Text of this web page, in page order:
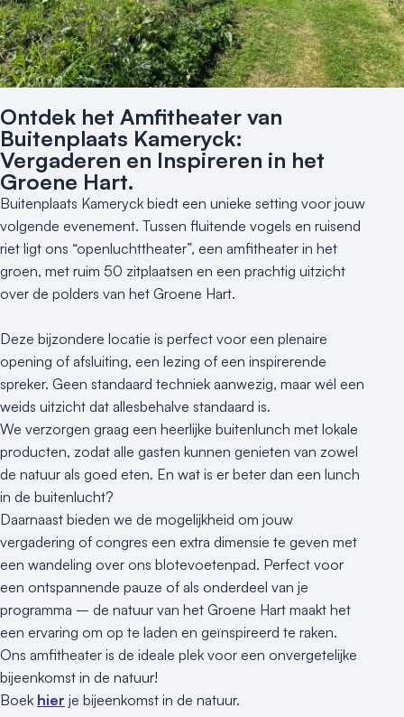
Nieuws
Reviews (5⭐️)
Ontdek het Amfitheater van
Buitenplaats Kameryck:
Vergaderen en Inspireren in het
Groene Hart.
Buitenplaats Kameryck biedt een unieke setting voor jouw
volgende evenement. Tussen fluitende vogels en ruisend
riet ligt ons “openluchttheater”, een amfitheater in het
groen, met ruim 50 zitplaatsen en een prachtig uitzicht
over de polders van het Groene Hart.
Deze bijzondere locatie is perfect voor een plenaire
opening of afsluiting, een lezing of een inspirerende
spreker. Geen standaard techniek aanwezig, maar wél een
weids uitzicht dat allesbehalve standaard is.
We verzorgen graag een heerlijke buitenlunch met lokale
producten, zodat alle gasten kunnen genieten van zowel
de natuur als goed eten. En wat is er beter dan een lunch
in de buitenlucht?
Daarnaast bieden we de mogelijkheid om jouw
vergadering of congres een extra dimensie te geven met
een wandeling over ons blotevoetenpad. Perfect voor
een ontspannende pauze of als onderdeel van je
programma – de natuur van het Groene Hart maakt het
een ervaring om op te laden en geïnspireerd te raken.
Ons amfitheater is de ideale plek voor een onvergetelijke
bijeenkomst in de natuur!
Boek hier je bijeenkomst in de natuur.